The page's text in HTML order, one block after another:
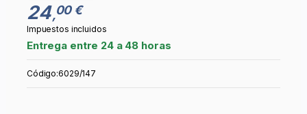
24 ,00 €
Impuestos incluidos
Entrega entre 24 a 48 horas
Código:6029/147